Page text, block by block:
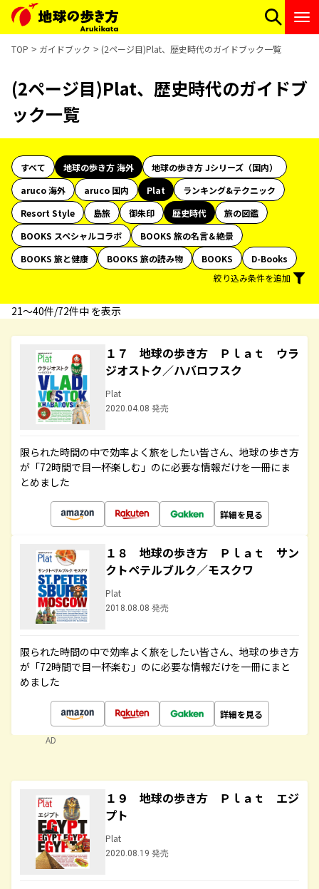
TOP ガイドブック (2ページ目)Plat、歴史時代のガイドブック一覧
(2ページ目)Plat、歴史時代のガイドブ
ック一覧
すべて 地球の歩き方 海外
地球の歩き方 Jシリーズ（国内）
aruco 海外
aruco 国内 Plat
ランキング&テクニック
Resort Style
島旅 御朱印 歴史時代
旅の図鑑
BOOKS スペシャルコラボ
BOOKS 旅の名言＆絶景
BOOKS 旅と健康
BOOKS 旅の読み物 BOOKS
D-Books
絞り込み条件を追加
21〜40件/72件中 を表示
１７ 地球の歩き方 Ｐｌａｔ ウラ
ジオストク／ハバロフスク
Plat
2020.04.08 発売
限られた時間の中で効率よく旅をしたい皆さん、地球の歩き方
が「72時間で目一杯楽しむ」のに必要な情報だけを一冊にま
とめました
詳細を見る
１８ 地球の歩き方 Ｐｌａｔ サン
クトペテルブルク／モスクワ
Plat
2018.08.08 発売
限られた時間の中で効率よく旅をしたい皆さん、地球の歩き方
が「72時間で目一杯楽む」のに必要な情報だけを一冊にまと
めました
詳細を見る
AD
１９ 地球の歩き方 Ｐｌａｔ エジ
プト
Plat
2020.08.19 発売